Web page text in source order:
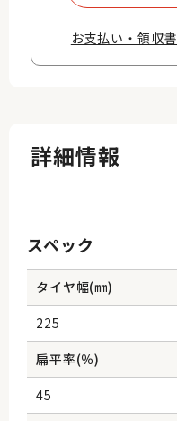
お支払い・領収書​
詳細情報
スペック
タイヤ幅(㎜)
225
扁平率(％)
45